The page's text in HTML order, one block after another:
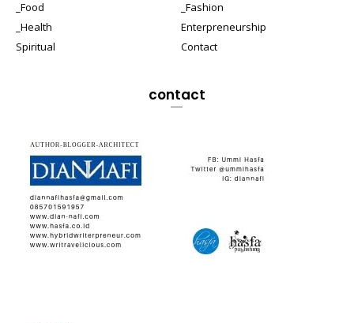
_Food
_Fashion
_Health
Enterpreneurship
Spiritual
Contact
contact